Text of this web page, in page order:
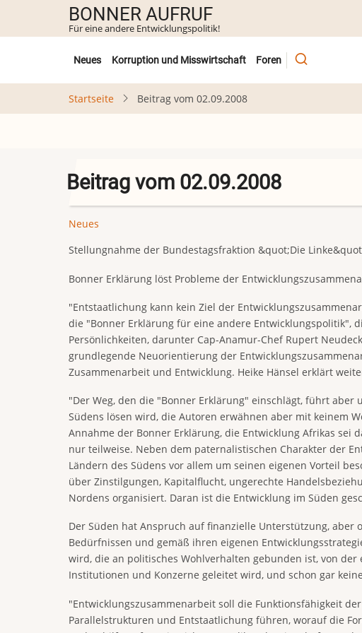
Inhalt
BONNER AUFRUF
Für eine andere Entwicklungspolitik!
Untermenü
Neues Korruption und Misswirtschaft Foren
Startseite Beitrag vom 02.09.2008
Beitrag vom 02.09.2008
Neues
Stellungnahme der Bundestagsfraktion &quot;Die
Bonner Erklärung löst Probleme der
"Entstaatlichung kann kein Ziel der
die "Bonner Erklärung für eine andere Entwicklungspolitik",
Persönlichkeiten, darunter Cap-Anamur-Chef Rupert
grundlegende Neuorientierung der
Zusammenarbeit und Entwicklung. Heike Hänsel erklärt
"Der Weg, den die "Bonner Erklärung" einschlägt, führt
Südens lösen wird, die Autoren erwähnen aber mit keinem
Annahme der Bonner Erklärung, die Entwicklung Afrikas
nur teilweise. Neben dem paternalistischen Charakter der
Ländern des Südens vor allem um seinen eigenen Vorteil
über Zinstilgungen, Kapitalflucht, ungerechte
Nordens organisiert. Daran ist die Entwicklung im Süden
Der Süden hat Anspruch auf finanzielle Unterstützung,
Bedürfnissen und gemäß ihren eigenen
wird, die an politisches Wohlverhalten gebunden ist, von
Institutionen und Konzerne geleitet wird, und schon gar
"Entwicklungszusammenarbeit soll die Funktionsfähigkeit
Parallelstrukturen und Entstaatlichung führen, worauf die